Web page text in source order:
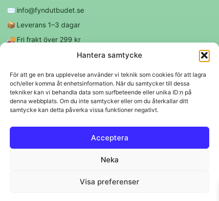
Hantera samtycke
För att ge en bra upplevelse använder vi teknik som cookies för att lagra
och/eller komma åt enhetsinformation. När du samtycker till dessa
tekniker kan vi behandla data som surfbeteende eller unika ID:n på
denna webbplats. Om du inte samtycker eller om du återkallar ditt
samtycke kan detta påverka vissa funktioner negativt.
Acceptera
Neka
Visa preferenser
✉️ info@fyndutbudet.se
📦 Leverans 1–3 dagar
🚚 Fri frakt över 299 kr
Följ oss
f ◎
Trygga betalningar
Swish